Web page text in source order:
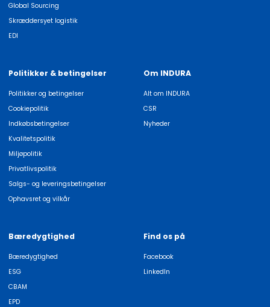
Global Sourcing
Skræddersyet logistik
EDI
Politikker & betingelser
Politikker og betingelser
Cookiepolitik
Indkøbsbetingelser
Kvalitetspolitik
Miljøpolitik
Privatlivspolitik
Salgs- og leveringsbetingelser
Ophavsret og vilkår
Om INDURA
Alt om INDURA
CSR
Nyheder
Bæredygtighed
Bæredygtighed
ESG
CBAM
EPD
Find os på
Facebook
LinkedIn